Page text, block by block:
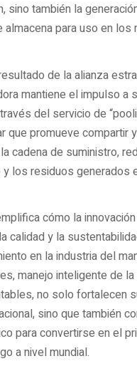
sino también la
para uso en los
de la alianza
mantiene el impulso a
del servicio de
que promueve compartir
cadena de suministro,
y los residuos generados
cómo la
calidad y la
en la industria del
manejo inteligente de la
no solo fortalecen
sino que también
para convertirse en el
a nivel mundial.